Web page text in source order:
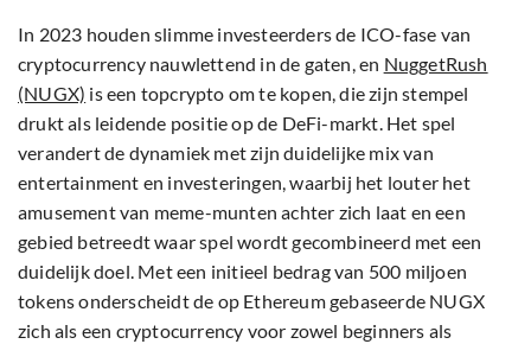
In 2023 houden slimme investeerders de ICO-fase van
cryptocurrency nauwlettend in de gaten, en NuggetRush
(NUGX) is een topcrypto om te kopen, die zijn stempel
drukt als leidende positie op de DeFi-markt. Het spel
verandert de dynamiek met zijn duidelijke mix van
entertainment en investeringen, waarbij het louter het
amusement van meme-munten achter zich laat en een
gebied betreedt waar spel wordt gecombineerd met een
duidelijk doel. Met een initieel bedrag van 500 miljoen
tokens onderscheidt de op Ethereum gebaseerde NUGX
zich als een cryptocurrency voor zowel beginners als